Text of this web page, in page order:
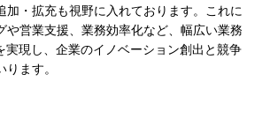
加・拡充も視野に入れております。これに
や営業支援、業務効率化など、幅広い業務
実現し、企業のイノベーション創出と競争
ます。